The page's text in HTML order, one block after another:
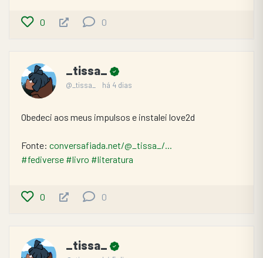
0 0
_tissa_
@_tissa_ há 4 dias
Obedeci aos meus impulsos e instalei love2d
Fonte: conversafiada.net/@_tissa_/...
#fediverse #livro #literatura
0 0
_tissa_